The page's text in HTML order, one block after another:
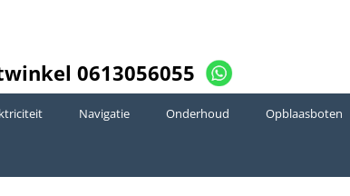
0613056055
Navigatie Onderhoud Opblaasboten